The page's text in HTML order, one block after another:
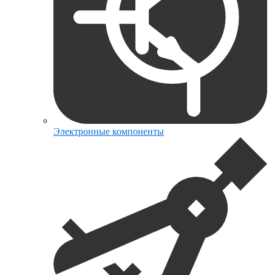
Электронные компоненты